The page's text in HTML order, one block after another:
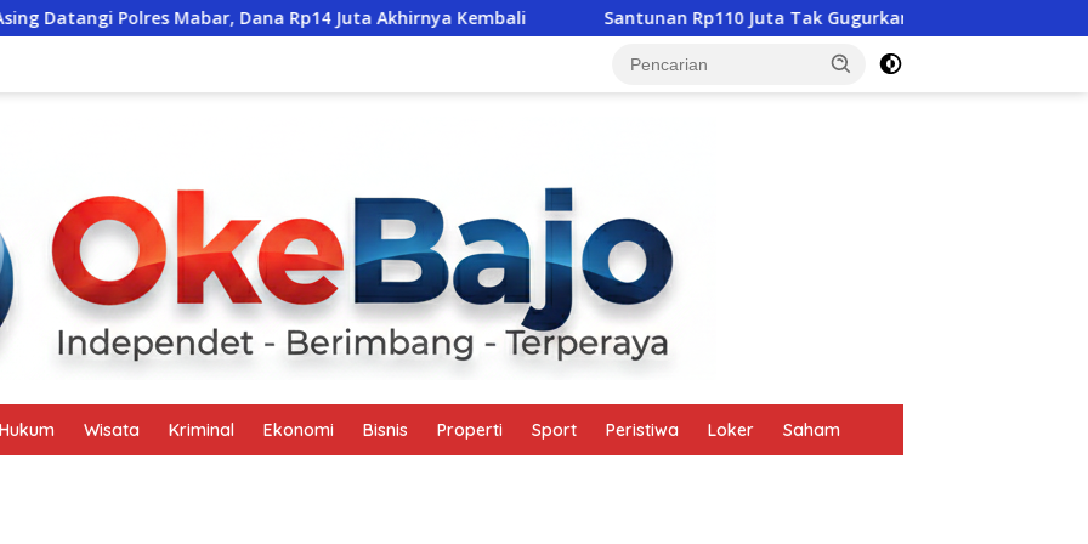
Dana Rp14 Juta Akhirnya Kembali Santunan Rp110 Juta Tak Gugurkan Pidana, Polres Mabar Terus Usut
Hukum Wisata Kriminal Ekonomi Bisnis Properti Sport Peristiwa Loker Saham